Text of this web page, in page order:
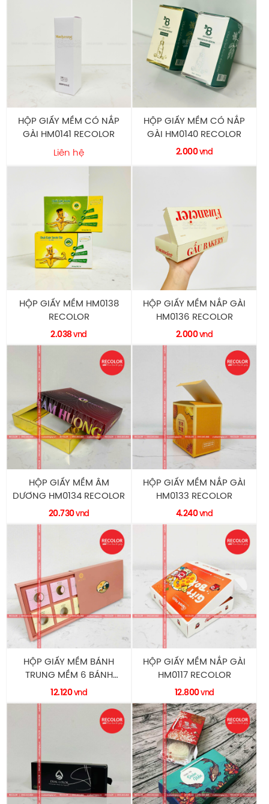
HỘP GIẤY MỀM CÓ NẮP
GÀI HM0141 RECOLOR
Liên hệ
HỘP GIẤY MỀM CÓ NẮP
GÀI HM0140 RECOLOR
2.000vnd
HỘP GIẤY MỀM HM0138
RECOLOR
2.038vnd
HỘP GIẤY MỀM NẮP GÀI
HM0136 RECOLOR
2.000vnd
HỘP GIẤY MỀM ÂM
DƯƠNG HM0134 RECOLOR
20.730vnd
HỘP GIẤY MỀM NẮP GÀI
HM0133 RECOLOR
4.240vnd
HỘP GIẤY MỀM BÁNH
TRUNG MỀM 6 BÁNH
SANG TRỌNG HM0132
RECOLOR
12.120vnd
HỘP GIẤY MỀM NẮP GÀI
HM0117 RECOLOR
12.800vnd